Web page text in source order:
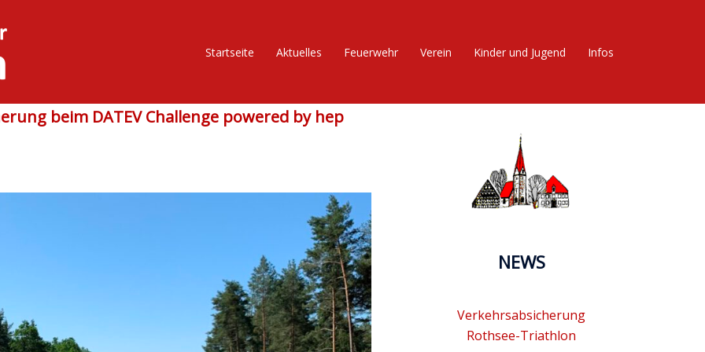
Startseite Aktuelles Feuerwehr Verein Kinder und Jugend Infos
beim DATEV Challenge powered by hep
NEWS
Verkehrsabsicherung
Rothsee-Triathlon